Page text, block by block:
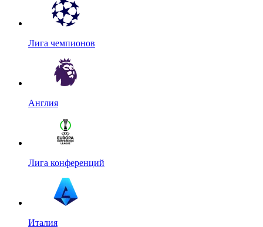
Лига чемпионов
Англия
Лига конференций
Италия